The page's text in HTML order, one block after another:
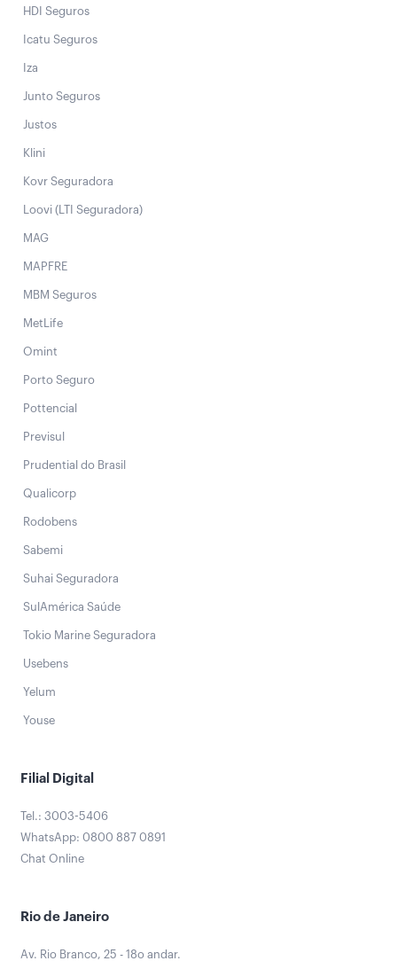
HDI Seguros
Icatu Seguros
Iza
Junto Seguros
Justos
Klini
Kovr Seguradora
Loovi (LTI Seguradora)
MAG
MAPFRE
MBM Seguros
MetLife
Omint
Porto Seguro
Pottencial
Previsul
Prudential do Brasil
Qualicorp
Rodobens
Sabemi
Suhai Seguradora
SulAmérica Saúde
Tokio Marine Seguradora
Usebens
Yelum
Youse
Filial Digital
Tel.: 3003-5406
WhatsApp: 0800 887 0891
Chat Online
Rio de Janeiro
Av. Rio Branco, 25 - 18o andar.